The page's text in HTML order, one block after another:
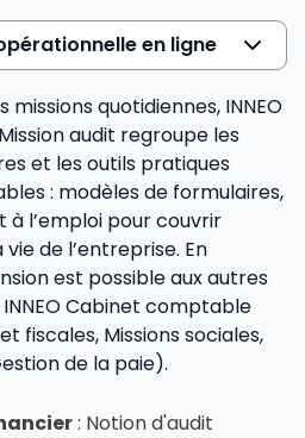
en ligne
quotidiennes, INNEO
audit regroupe les
et les outils pratiques
: modèles de formulaires,
l’emploi pour couvrir
de l’entreprise. En
est possible aux autres
Cabinet comptable
fiscales, Missions sociales,
de la paie).
: Notion d'audit